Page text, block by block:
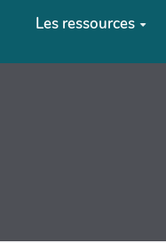
Les ressources